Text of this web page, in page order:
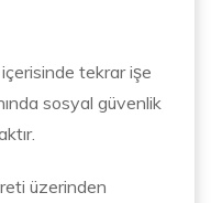
tekrar işe
sosyal güvenlik
üzerinden